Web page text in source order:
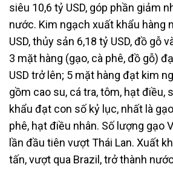
siêu 10,6 tỷ USD, góp phần giảm
nước. Kim ngạch xuất khẩu hàng
USD, thủy sản 6,18 tỷ USD, đồ gỗ
3 mặt hàng (gạo, cà phê, đồ gỗ)
USD trở lên; 5 mặt hàng đạt kim
gồm cao su, cá tra, tôm, hạt điều,
khẩu đạt con số kỷ lục, nhất là
phê, hạt điều nhân. Số lượng gạo
lần đầu tiên vượt Thái Lan. Xuất
tấn, vượt qua Brazil, trở thành